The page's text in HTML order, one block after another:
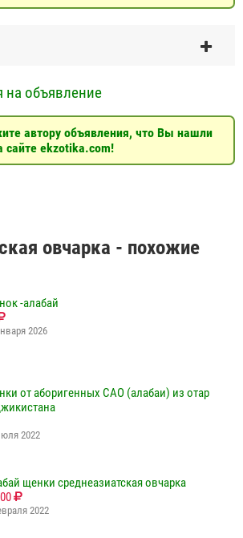
на объявление
автору объявления, что Вы нашли
сайте ekzotika.com!
овчарка - похожие
-алабай
2026
от аборигенных САО (алабаи) из отар
2022
щенки среднеазиатская овчарка
2022